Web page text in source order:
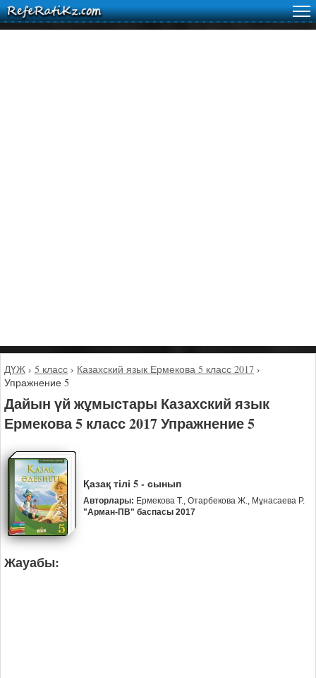
ДҮЖ › 5 класс › Казахский язык Ермекова 5 класс 2017 ›
Упражнение 5
Дайын үй жұмыстары Казахский язык
Ермекова 5 класс 2017 Упражнение 5
Қазақ тілі 5 - сынып
Авторлары: Ермекова Т., Отарбекова Ж., Мұнасаева Р.
"Арман-ПВ" баспасы 2017
Жауабы: